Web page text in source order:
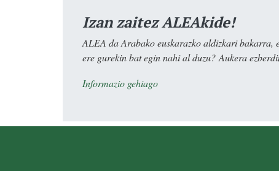
Izan zaitez ALEAkide!
ALEA da Arabako euskarazko aldizkari bakarra,
ere gurekin bat egin nahi al duzu? Aukera
Informazio gehiago